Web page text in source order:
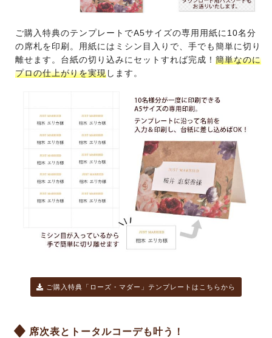
ご購入特典のテンプレートでA5サイズの専用用紙に10名分
の席札を印刷。用紙にはミシン目入りで、手でも簡単に切り
離せます。台紙の切り込みにセットすれば完成！ 簡単なのに
プロの仕上がりを実現します。
ご購入特典「ローズ・マダー」テンプレートはこちらから
席次表とトータルコーデも叶う！